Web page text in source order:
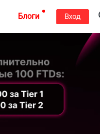
Блоги Вход